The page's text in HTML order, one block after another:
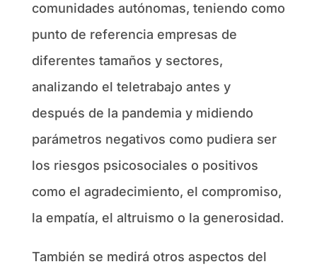
comunidades autónomas, teniendo como
punto de referencia empresas de
diferentes tamaños y sectores,
analizando el teletrabajo antes y
después de la pandemia y midiendo
parámetros negativos como pudiera ser
los riesgos psicosociales o positivos
como el agradecimiento, el compromiso,
la empatía, el altruismo o la generosidad.
También se medirá otros aspectos del